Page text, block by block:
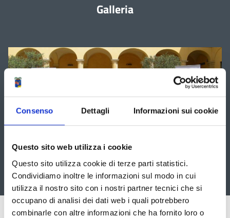
Consenso Dettagli Informazioni sui cookie
Questo sito web utilizza i cookie
Questo sito utilizza cookie di terze parti statistici.
Condividiamo inoltre le informazioni sul modo in cui
utilizza il nostro sito con i nostri partner tecnici che si
occupano di analisi dei dati web i quali potrebbero
combinarle con altre informazioni che ha fornito loro o
Galleria
navigare
le
slide
tasti
Pubblicato: 05 Giugno 2017 — Ultima modifica: 23 Giugno 2020